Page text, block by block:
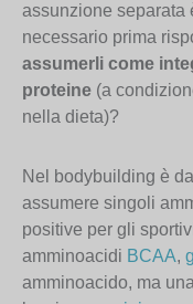
assunzione separata
necessario prima
assumerli come
proteine (a
nella dieta)?
Nel bodybuilding è
assumere singoli
positive per gli
amminoacidi BCAA,
amminoacido, ma